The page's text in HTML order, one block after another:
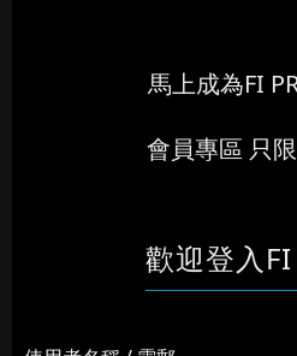
馬上成為FI
會員專區 只
歡迎登入